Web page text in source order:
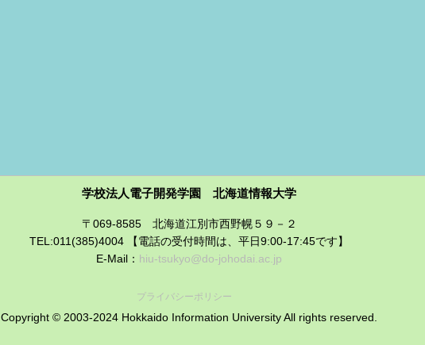
学校法人電子開発学園 北海道情報大学
〒069-8585 北海道江別市西野幌５９－２
TEL:011(385)4004 【電話の受付時間は、平日9:00-17:45です】
E-Mail： hiu-tsukyo@do-johodai.ac.jp
プライバシーポリシー
Copyright © 2003-2024 Hokkaido Information University All rights reserved.